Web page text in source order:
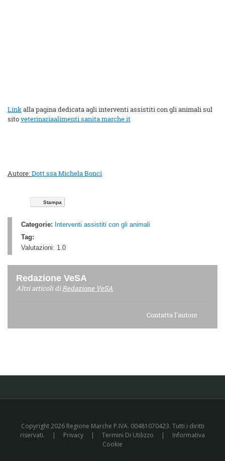
Linkalla pagina dedicata agli interventi assistiti con gli animali sul
sitoveterinariaalimenti.sanita.marche.it
Autore:Dott.ssa Michela Bonci
Stampa
Categorie: Interventi assistiti con gli animali
Tag:
Valutazioni: 1.0
Redazione VeSA
Altri articoli diRedazione VeSA
Contatta l'autore
Copyright 2026 Regione Marche P.IVA. 00481070423. Tutti i diritti
riservati.
| Privacy | Termini Di Utilizzo |
Informativa
Cookie